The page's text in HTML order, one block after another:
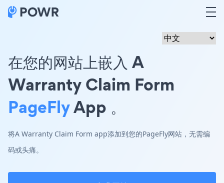
在您的网站上嵌入 A
Warranty Claim Form
PageFlyApp 。
将A Warranty Claim Form app添加到您的PageFly网站，无需编
码或头痛。